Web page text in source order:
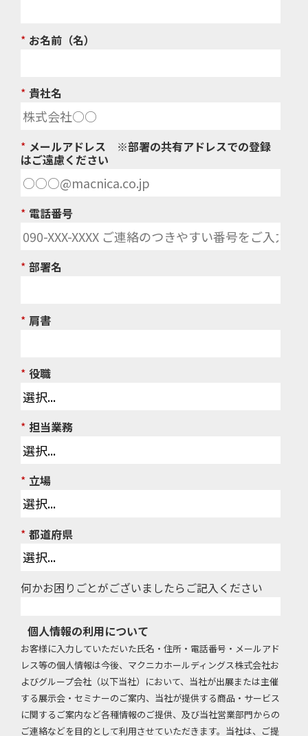
* お名前（名）​
* 貴社名​
* メールアドレス ※部署の共有アドレスでの登録
はご遠慮ください
* 電話番号
* 部署名
* 肩書
* 役職
* 担当業務​
* 立場
* 都道府県
何かお困りごとがございましたらご記入ください
個人情報の利用について
お客様に入力していただいた氏名・住所・電話番号・メールアド
レス等の個人情報は今後、マクニカホールディングス株式会社お
よびグループ会社（以下当社）において、当社が出展または主催
する展示会・セミナーのご案内、当社が提供する商品・サービス
に関するご案内など各種情報のご提供、及び当社営業部門からの
ご連絡などを目的として利用させていただきます。当社は、ご提